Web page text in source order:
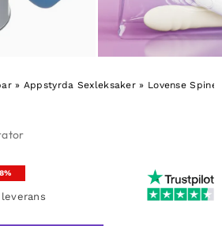
» Appstyrda Sexleksaker » Lovense Spinel
leverans